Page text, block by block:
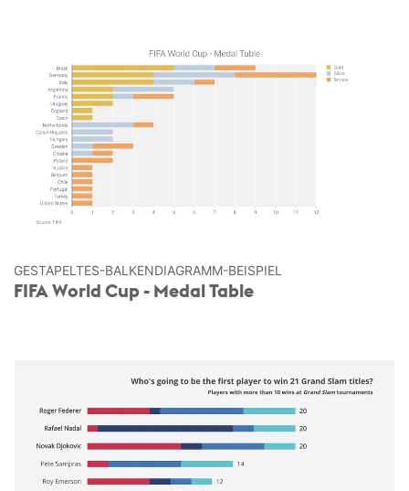
GESTAPELTES-BALKEN­DIAGRAMM-BEISPIEL
FIFA World Cup - Medal Table